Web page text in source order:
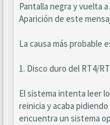
Pantalla negra y vuelta
Aparición de este
La causa más probable
1. Disco duro del RT4/
El sistema intenta leer
reinicia y acaba
encuentra un sistema